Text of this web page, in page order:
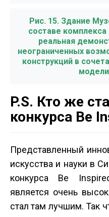
Рис. 15. Здание
составе
реальная
неограниченных
конструкций в
P.S. Кто же
конкурса Be
Представленный
искусства и науки в
конкурса Be
является очень
стал там лучшим. Так